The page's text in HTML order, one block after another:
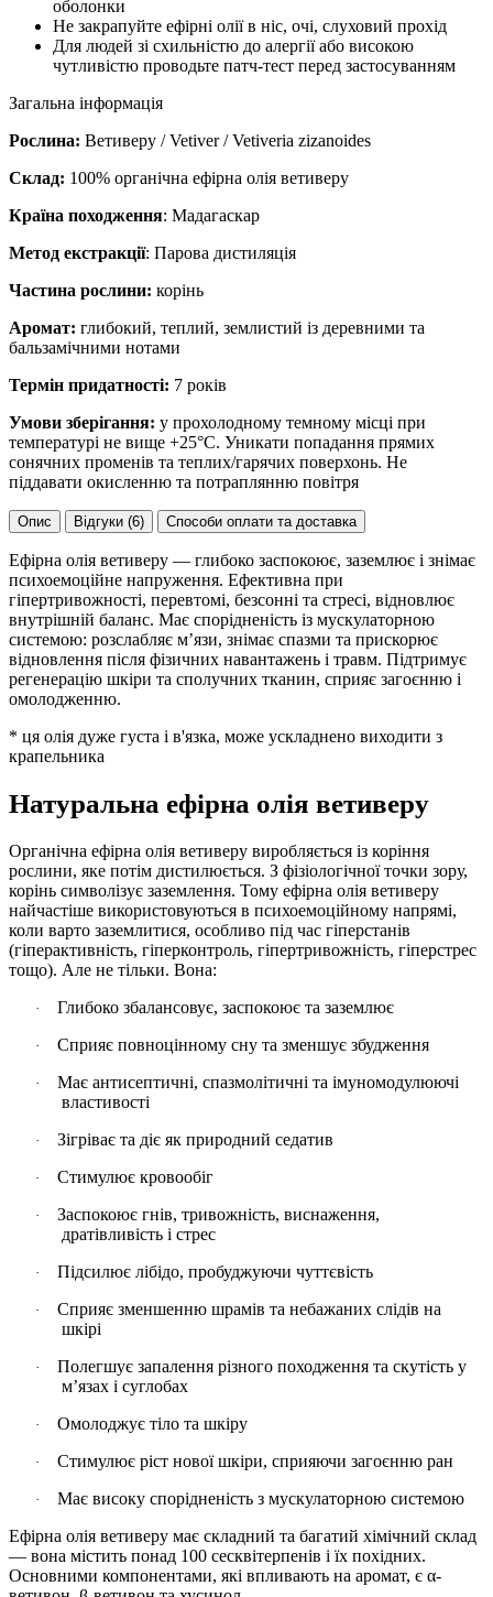
оболонки
Не закрапуйте ефірні олії в ніс, очі, слуховий прохід
Для людей зі схильністю до алергії або високою
чутливістю проводьте патч-тест перед застосуванням
Загальна інформація
Рослина: Ветиверу / Vetiver / Vetiveria zizanoides
Склад: 100% органічна ефірна олія ветиверу
Країна походження: Мадагаскар
Метод екстракції: Парова дистиляція
Частина рослини: корінь
Аромат: глибокий, теплий, землистий із деревними та
бальзамічними нотами
Термін придатності: 7 років
Умови зберігання: у прохолодному темному місці при
температурі не вище +25°C. Уникати попадання прямих
сонячних променів та теплих/гарячих поверхонь. Не
піддавати окисленню та потраплянню повітря
Опис Відгуки (6) Способи оплати та доставка
Ефірна олія ветиверу — глибоко заспокоює, заземлює і знімає
психоемоційне напруження. Ефективна при
гіпертривожності, перевтомі, безсонні та стресі, відновлює
внутрішній баланс. Має спорідненість із мускулаторною
системою: розслабляє м’язи, знімає спазми та прискорює
відновлення після фізичних навантажень і травм. Підтримує
регенерацію шкіри та сполучних тканин, сприяє загоєнню і
омолодженню.
* ця олія дуже густа і в'язка, може ускладнено виходити з
крапельника
Натуральна ефірна олія ветиверу
Органічна ефірна олія ветиверу виробляється із коріння
рослини, яке потім дистилюється. З фізіологічної точки зору,
корінь символізує заземлення. Тому ефірна олія ветиверу
найчастіше використовуються в психоемоційному напрямі,
коли варто заземлитися, особливо під час гіперстанів
(гіперактивність, гіперконтроль, гіпертривожність, гіперстрес
тощо). Але не тільки. Вона:
· Глибоко збалансовує, заспокоює та заземлює
· Сприяє повноцінному сну та зменшує збудження
·
Має антисептичні, спазмолітичні та імуномодулюючі
властивості
· Зігріває та діє як природний седатив
· Стимулює кровообіг
·
Заспокоює гнів, тривожність, виснаження,
дратівливість і стрес
· Підсилює лібідо, пробуджуючи чуттєвість
·
Сприяє зменшенню шрамів та небажаних слідів на
шкірі
·
Полегшує запалення різного походження та скутість у
м’язах і суглобах
· Омолоджує тіло та шкіру
· Стимулює ріст нової шкіри, сприяючи загоєнню ран
·
Має високу спорідненість з мускулаторною системою
Ефірна олія ветиверу має складний та багатий хімічний склад
— вона містить понад 100 сесквітерпенів і їх похідних.
Основними компонентами, які впливають на аромат, є α-